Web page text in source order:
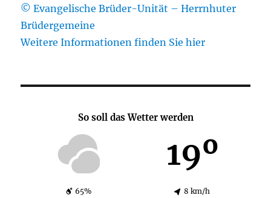
© Evangelische Brüder-Unität – Herrnhuter
Brüdergemeine
Weitere Informationen finden Sie hier
So soll das Wetter werden
19º
65%
8 km/h